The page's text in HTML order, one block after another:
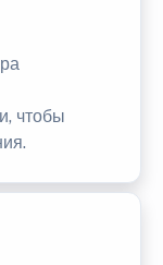
чтобы